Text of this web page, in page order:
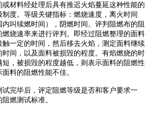
或材料经处理后具有推迟火焰蔓延这种性能的
度。等级关键指标：燃烧速度，离火时间
内叫续燃时间），阴燃时间。评判阻燃布的阻
烧速率来进行评判。即经过阻燃整理的面料
一定的时间，然后移去火焰，测定面料继续
间，以及面料被损毁的程度。有焰燃烧的时
，被损毁的程度越低，则表示面料的阻燃性
料的阻燃性能不佳。
试完毕后，评定阻燃等级是否和客户要求一
燃测试标准。